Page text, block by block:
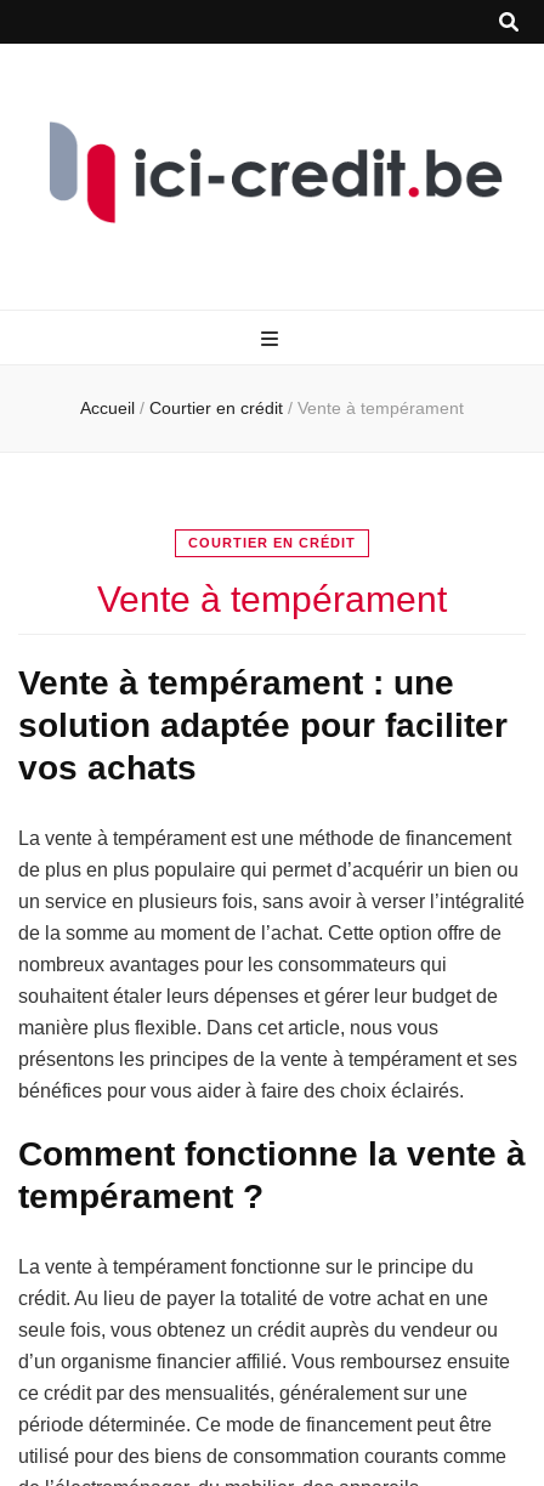
Accueil / Courtier en crédit / Vente à tempérament
COURTIER EN CRÉDIT
Vente à tempérament
Vente à tempérament : une
solution adaptée pour faciliter
vos achats
La vente à tempérament est une méthode de financement
de plus en plus populaire qui permet d’acquérir un bien ou
un service en plusieurs fois, sans avoir à verser l’intégralité
de la somme au moment de l’achat. Cette option offre de
nombreux avantages pour les consommateurs qui
souhaitent étaler leurs dépenses et gérer leur budget de
manière plus flexible. Dans cet article, nous vous
présentons les principes de la vente à tempérament et ses
bénéfices pour vous aider à faire des choix éclairés.
Comment fonctionne la vente à
tempérament ?
La vente à tempérament fonctionne sur le principe du
crédit. Au lieu de payer la totalité de votre achat en une
seule fois, vous obtenez un crédit auprès du vendeur ou
d’un organisme financier affilié. Vous remboursez ensuite
ce crédit par des mensualités, généralement sur une
période déterminée. Ce mode de financement peut être
utilisé pour des biens de consommation courants comme